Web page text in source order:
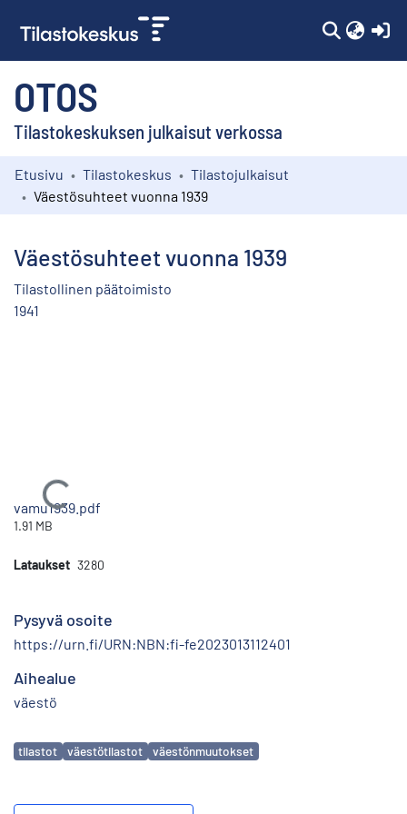
OTOS
Tilastokeskuksen julkaisut verkossa
Kokoelmat
Etusivu Tilastokeskus
Tilastojulkaisut
Väestösuhteet vuonna 1939
Väestösuhteet vuonna 1939
Tilastollinen päätoimisto
1941
Ladataan...
vamu1939.pdf
1.91 MB
Lataukset 3280
Pysyvä osoite
https://urn.fi/URN:NBN:fi-fe2023013112401
Aihealue
väestö
Avainsanat
tilastot väestötilastot väestönmuutokset